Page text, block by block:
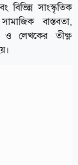
বিভিন্ন সাংস্কৃতিক
বাস্তবতা,
ও লেখকের তীক্ষ্ণ